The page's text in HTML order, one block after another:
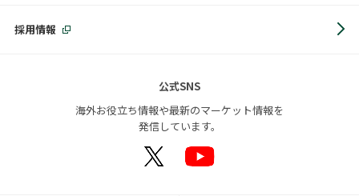
採用情報
公式SNS
海外お役立ち情報や最新のマーケット情報を
発信しています。